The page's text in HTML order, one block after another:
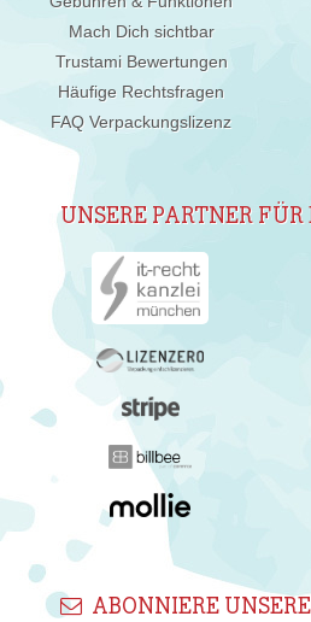
Mach Dich sichtbar
Trustami Bewertungen
Häufige Rechtsfragen
FAQ Verpackungslizenz
UNSERE PARTNER
ABONNIERE